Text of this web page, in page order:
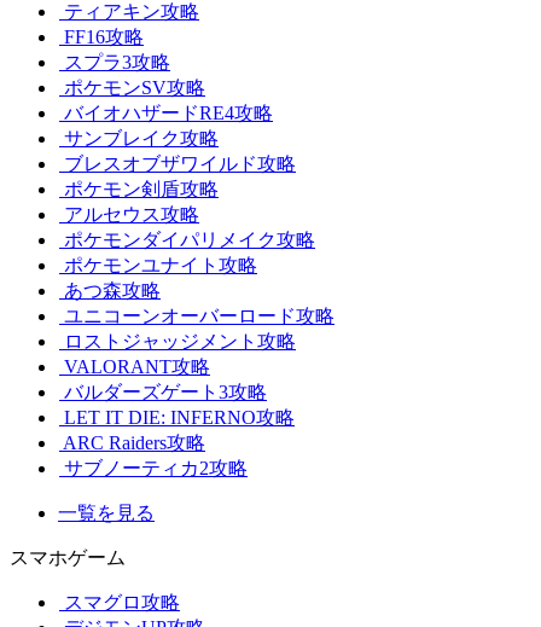
ティアキン攻略
FF16攻略
スプラ3攻略
ポケモンSV攻略
バイオハザードRE4攻略
サンブレイク攻略
ブレスオブザワイルド攻略
ポケモン剣盾攻略
アルセウス攻略
ポケモンダイパリメイク攻略
ポケモンユナイト攻略
あつ森攻略
ユニコーンオーバーロード攻略
ロストジャッジメント攻略
VALORANT攻略
バルダーズゲート3攻略
LET IT DIE: INFERNO攻略
ARC Raiders攻略
サブノーティカ2攻略
一覧を見る
スマホゲーム
スマグロ攻略